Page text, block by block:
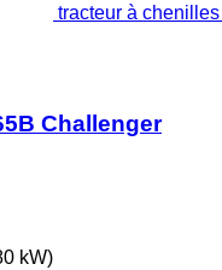
tracteur à
Challenger
kW)